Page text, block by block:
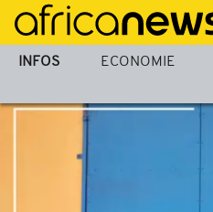
Passer
au
contenu
INFOS ECONOMIE